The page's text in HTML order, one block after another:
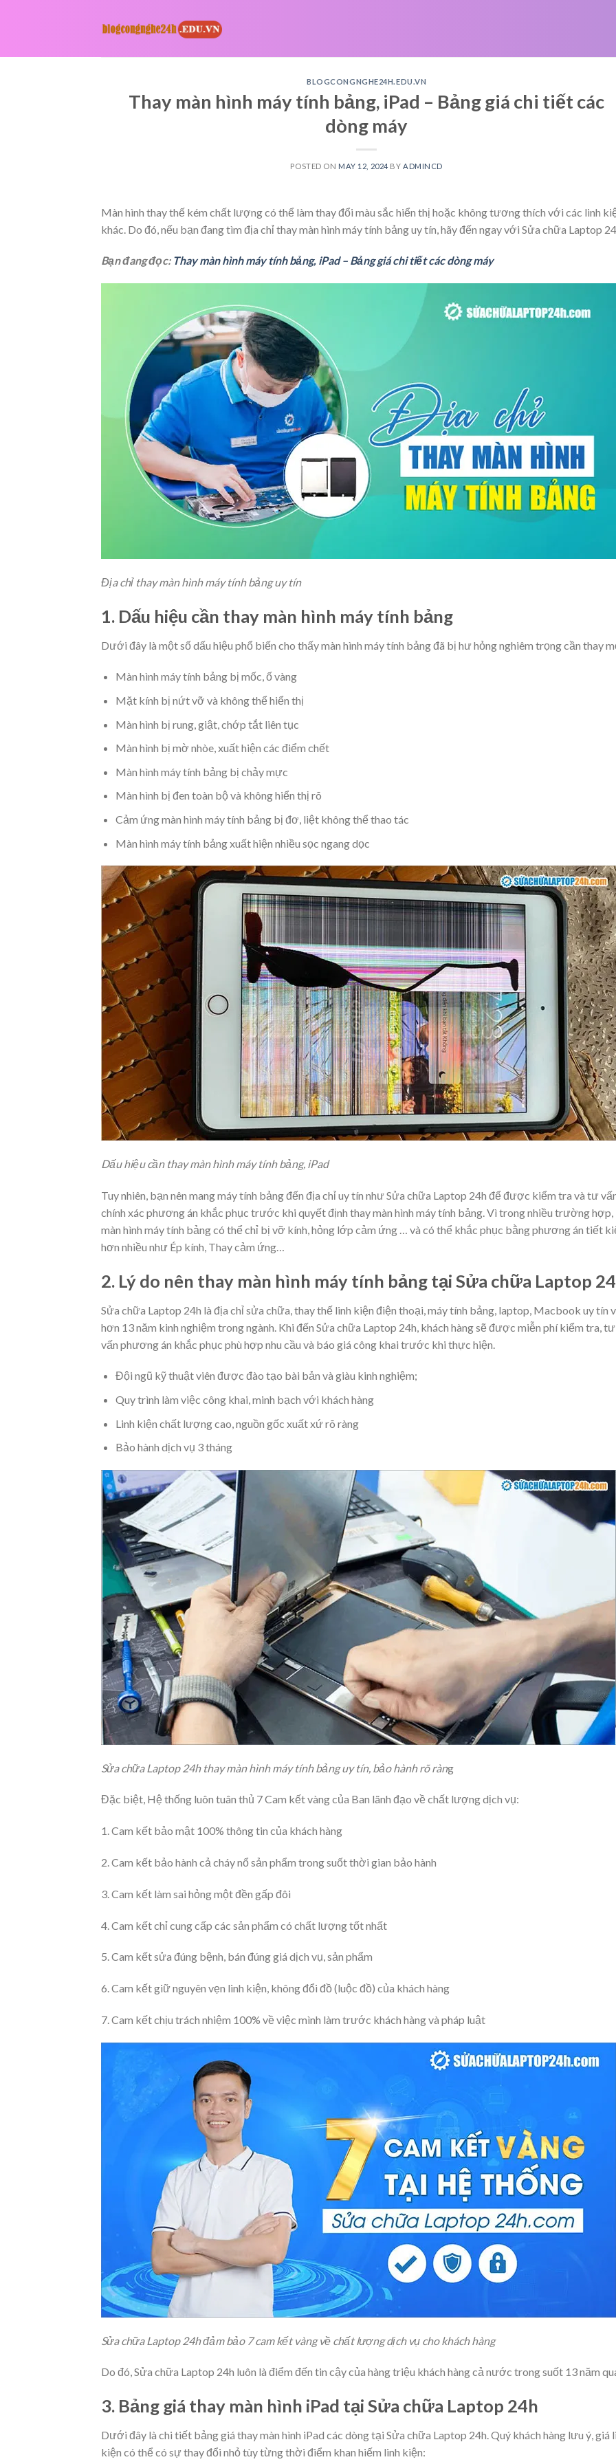
BLOGCONGNGHE24H.EDU.VN
Thay màn hình máy tính bảng, iPad – Bảng giá chi tiết các
dòng máy
POSTED ON MAY 12, 2024 BY ADMINCD
Màn hình thay thế kém chất lượng có thể làm thay đổi màu sắc hiển thị hoặc không tương thích với các linh
khác. Do đó, nếu bạn đang tìm địa chỉ thay màn hình máy tính bảng uy tín, hãy đến ngay với Sửa chữa Laptop
Bạn đang đọc: Thay màn hình máy tính bảng, iPad – Bảng giá chi tiết các dòng máy
Địa chỉ thay màn hình máy tính bảng uy tín
1. Dấu hiệu cần thay màn hình máy tính bảng
Dưới đây là một số dấu hiệu phổ biến cho thấy màn hình máy tính bảng đã bị hư hỏng nghiêm trọng cần thay
Màn hình máy tính bảng bị mốc, ố vàng
Mặt kính bị nứt vỡ và không thể hiển thị
Màn hình bị rung, giật, chớp tắt liên tục
Màn hình bị mờ nhòe, xuất hiện các điểm chết
Màn hình máy tính bảng bị chảy mực
Màn hình bị đen toàn bộ và không hiển thị rõ
Cảm ứng màn hình máy tính bảng bị đơ, liệt không thể thao tác
Màn hình máy tính bảng xuất hiện nhiều sọc ngang dọc
Dấu hiệu cần thay màn hình máy tính bảng, iPad
Tuy nhiên, bạn nên mang máy tính bảng đến địa chỉ uy tín như Sửa chữa Laptop 24h để được kiểm tra và tư
chính xác phương án khắc phục trước khi quyết định thay màn hình máy tính bảng. Vì trong nhiều trường hợp,
màn hình máy tính bảng có thể chỉ bị vỡ kính, hỏng lớp cảm ứng … và có thể khắc phục bằng phương án tiết
hơn nhiều như Ép kính, Thay cảm ứng…
2. Lý do nên thay màn hình máy tính bảng tại Sửa chữa Laptop
Sửa chữa Laptop 24h là địa chỉ sửa chữa, thay thế linh kiện điện thoại, máy tính bảng, laptop, Macbook uy tín
hơn 13 năm kinh nghiệm trong ngành. Khi đến Sửa chữa Laptop 24h, khách hàng sẽ được miễn phí kiểm tra, tư
vấn phương án khắc phục phù hợp nhu cầu và báo giá công khai trước khi thực hiện.
Đội ngũ kỹ thuật viên được đào tạo bài bản và giàu kinh nghiệm;
Quy trình làm việc công khai, minh bạch với khách hàng
Linh kiện chất lượng cao, nguồn gốc xuất xứ rõ ràng
Bảo hành dịch vụ 3 tháng
Sửa chữa Laptop 24h thay màn hình máy tính bảng uy tín, bảo hành rõ ràng
Đặc biệt, Hệ thống luôn tuân thủ 7 Cam kết vàng của Ban lãnh đạo về chất lượng dịch vụ:
1. Cam kết bảo mật 100% thông tin của khách hàng
2. Cam kết bảo hành cả cháy nổ sản phẩm trong suốt thời gian bảo hành
3. Cam kết làm sai hỏng một đền gấp đôi
4. Cam kết chỉ cung cấp các sản phẩm có chất lượng tốt nhất
5. Cam kết sửa đúng bệnh, bán đúng giá dịch vụ, sản phẩm
6. Cam kết giữ nguyên vẹn linh kiện, không đổi đồ (luộc đồ) của khách hàng
7. Cam kết chịu trách nhiệm 100% về việc mình làm trước khách hàng và pháp luật
Sửa chữa Laptop 24h đảm bảo 7 cam kết vàng về chất lượng dịch vụ cho khách hàng
Do đó, Sửa chữa Laptop 24h luôn là điểm đến tin cậy của hàng triệu khách hàng cả nước trong suốt 13 năm
3. Bảng giá thay màn hình iPad tại Sửa chữa Laptop 24h
Dưới đây là chi tiết bảng giá thay màn hình iPad các dòng tại Sửa chữa Laptop 24h. Quý khách hàng lưu ý, giá
kiện có thể có sự thay đổi nhỏ tùy từng thời điểm khan hiếm linh kiện: